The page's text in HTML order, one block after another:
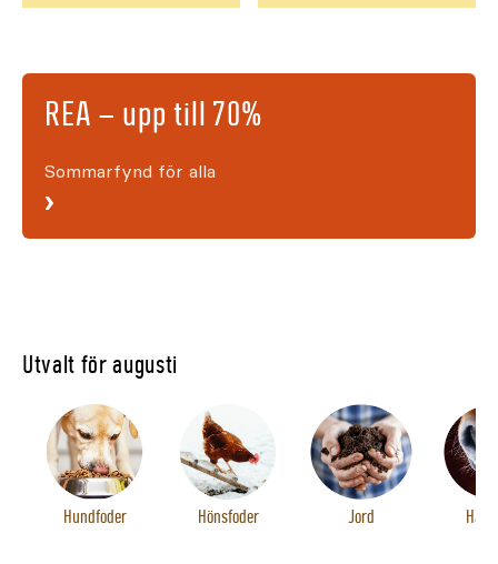
REA – upp till 70%
Sommarfynd för alla
›
Utvalt för augusti
Hundfoder Hönsfoder Jord